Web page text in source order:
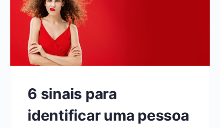
6 sinais para
identificar uma pessoa